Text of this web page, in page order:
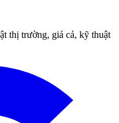
thị trường, giá cả, kỹ thuật